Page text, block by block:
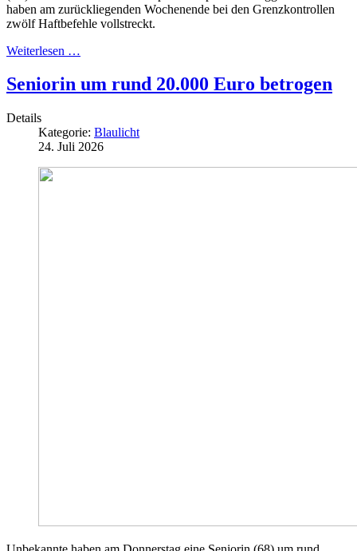
haben am zurückliegenden Wochenende bei den Grenzkontrollen
zwölf Haftbefehle vollstreckt.
Weiterlesen …
Seniorin um rund 20.000 Euro betrogen
Details
Kategorie: Blaulicht
24. Juli 2026